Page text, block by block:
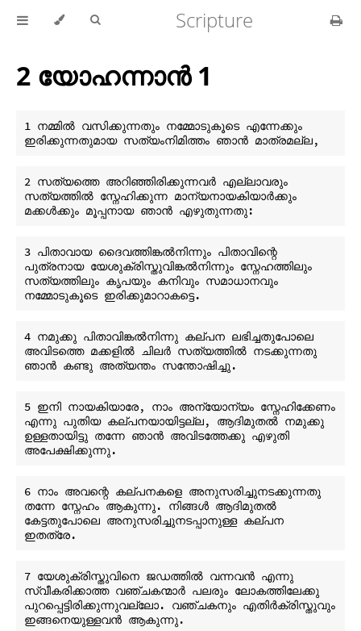
Scripture
2 യോഹന്നാൻ 1
1 നമ്മിൽ വസിക്കുന്നതും നമ്മോടുകൂടെ എന്നേക്കും
2 സത്യത്തെ അറിഞ്ഞിരിക്കുന്നവർ എല്ലാവരും
സത്യത്തിൽ സ്നേഹിക്കുന്ന മാന്യനായകിയാർക്കും
3 പിതാവായ ദൈവത്തിങ്കൽനിന്നും പിതാവിന്റെ
പുത്രനായ യേശുക്രിസ്തുവിങ്കൽനിന്നും സ്നേഹത്തിലും
സത്യത്തിലും കൃപയും കനിവും സമാധാനവും
4 നമുക്കു പിതാവിങ്കൽനിന്നു കല്പന ലഭിച്ചതുപോലെ
അവിടത്തെ മക്കളിൽ ചിലർ സത്യത്തിൽ നടക്കുന്നതു
5 ഇനി നായകിയാരേ, നാം അന്യോന്യം സ്നേഹിക്കേണം
എന്നു പുതിയ കല്പനയായിട്ടല്ല, ആദിമുതൽ നമുക്കു
ഉള്ളതായിട്ടു തന്നേ ഞാൻ അവിടത്തേക്കു എഴുതി
6 നാം അവന്റെ കല്പനകളെ അനുസരിച്ചുനടക്കുന്നതു
തന്നേ സ്നേഹം ആകുന്നു. നിങ്ങൾ ആദിമുതൽ
കേട്ടതുപോലെ അനുസരിച്ചുനടപ്പാനുള്ള കല്പന
7 യേശുക്രിസ്തുവിനെ ജഡത്തിൽ വന്നവൻ എന്നു
സ്വീകരിക്കാത്ത വഞ്ചകന്മാർ പലരും ലോകത്തിലേക്കു
പുറപ്പെട്ടിരിക്കുന്നുവല്ലോ. വഞ്ചകനും എതിർക്രിസ്തുവും